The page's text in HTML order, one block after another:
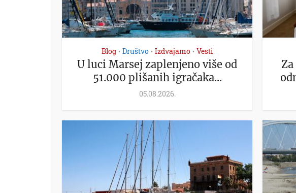
Blog • Društvo • Izdvajamo • Vesti
U luci Marsej zaplenjeno više od
51.000 plišanih igračaka...
05.08.2026.